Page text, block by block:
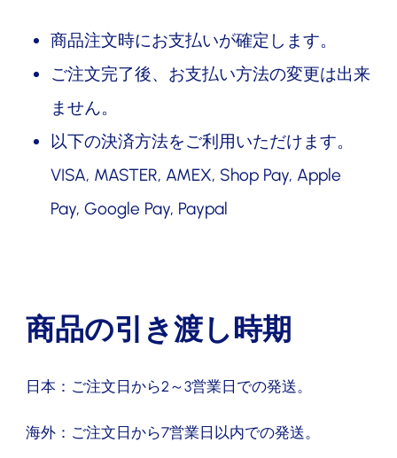
商品注文時にお支払いが確定します。
ご注文完了後、お支払い方法の変更は出来
ません。
以下の決済方法をご利用いただけます。
VISA, MASTER, AMEX, Shop Pay, Apple
Pay, Google Pay, Paypal
商品の引き渡し時期
日本：ご注文日から2～3営業日での発送。
海外：ご注文日から7営業日以内での発送。